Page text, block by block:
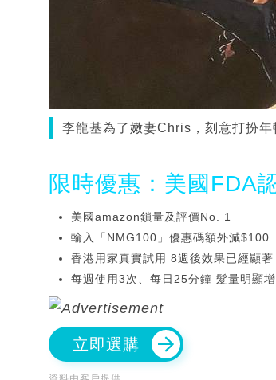
李龍基為了嫩妻Chris，刻意打扮年
限時優惠：美國FDA
美國amazon鎖量及評價No. 1
輸入「NMG100」優惠碼額外減$100
香港用家真實試用 8週後效果已經顯著
每週使用3次、每日25分鐘 髮量明顯
立即選購